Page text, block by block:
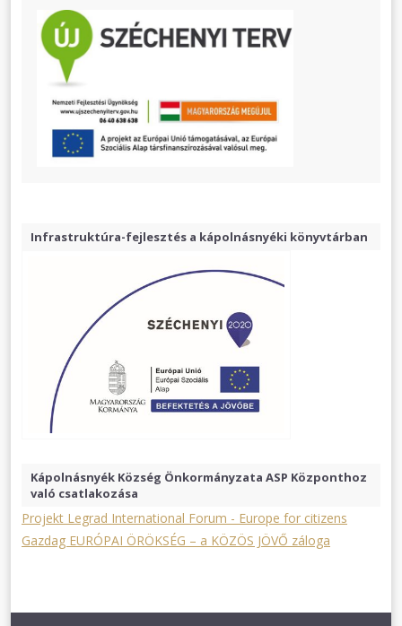
Infrastruktúra-fejlesztés a kápolnásnyéki könyvtárban
Kápolnásnyék Község Önkormányzata ASP Központhoz
való csatlakozása
Projekt Legrad International Forum - Europe for citizens
Gazdag EURÓPAI ÖRÖKSÉG – a KÖZÖS JÖVŐ záloga